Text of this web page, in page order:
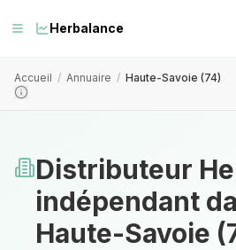
Herbalance
Accueil / Annuaire / Haute-Savoie (74)
Distributeur
indépendant
Haute-Savoie (